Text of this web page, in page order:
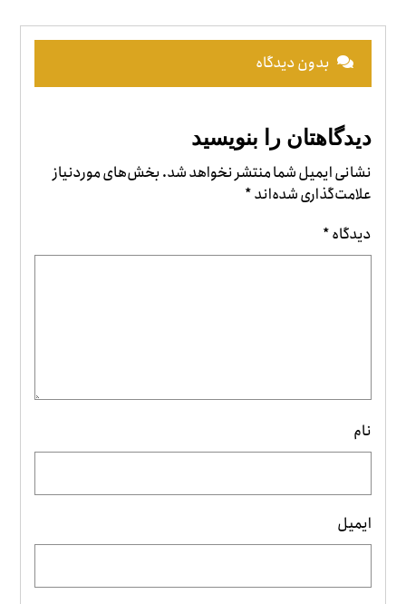
بدون دیدگاه
دیدگاهتان را بنویسید
نشانی ایمیل شما منتشر نخواهد شد.بخش‌های موردنیاز
علامت‌گذاری شده‌اند*
دیدگاه*
نام
ایمیل